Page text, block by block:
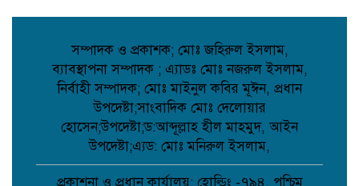
বিএনপির আনন্দ ও বিজয় মিছিল;
আত্রাইয়ে বান্দাইখাড়া টেকনিক্যাল অ্যান্ড
বিএম কলেজে জুলাই গণঅভ্যুত্থান দিবস
পালিত;
পোরশায় শহিদ পরিবার ও জুলাই যোদ্ধাদের
সংবর্ধনা;
সম্পাদক ও প্রকাশক; মোঃ জহিরুল ইসলাম,
ব্যাবস্থাপনা সম্পাদক ; এ্যাডঃ মোঃ নজরুল ইসলাম,
নির্বাহী সম্পাদক; মোঃ মাইনুল কবির মূঈন, প্রধান
উপদেষ্টা;সাংবাদিক মোঃ দেলোয়ার
হোসেন;উপদেষ্টা;ড:আব্দূল্লাহ হীল মাহমুদ, আইন
উপদেষ্টা;এ্যড: মোঃ মনিরুল ইসলাম,
প্রকাশনা ও প্রধান কার্যালয়: হোল্ডিং -৭৯৪, পশ্চিম